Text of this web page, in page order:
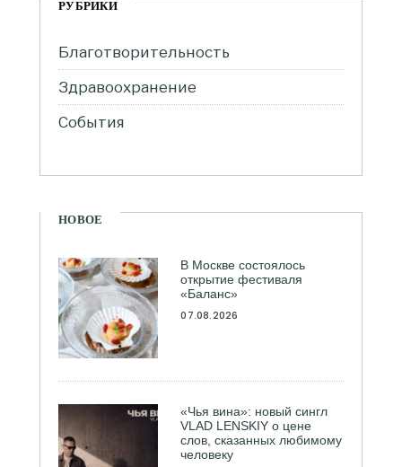
РУБРИКИ
Благотворительность
Здравоохранение
События
НОВОЕ
В Москве состоялось
открытие фестиваля
«Баланс»
07.08.2026
«Чья вина»: новый сингл
VLAD LENSKIY о цене
слов, сказанных любимому
человеку